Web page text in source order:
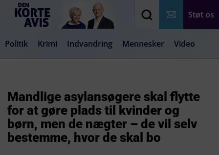
Støt os
Politik Krimi Indvandring Mennesker Video
Mandlige asylansøgere skal flytte
for at gøre plads til kvinder og
børn, men de nægter – de vil selv
bestemme, hvor de skal bo